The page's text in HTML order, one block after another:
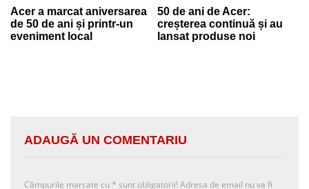
Acer a marcat aniversarea
de 50 de ani și printr-un
eveniment local
50 de ani de Acer:
creșterea continuă și au
lansat produse noi
ADAUGĂ UN COMENTARIU
Câmpurile marcate cu * sunt obligatorii! Adresa de email nu va fi